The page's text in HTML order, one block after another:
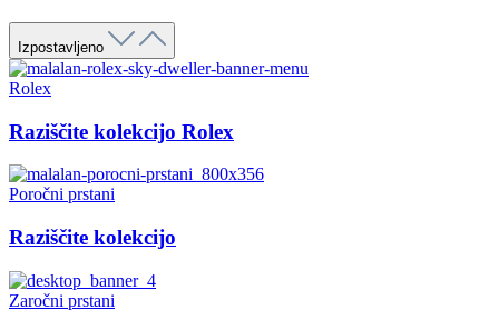
Izpostavljeno
Rolex
Raziščite kolekcijo Rolex
Poročni prstani
Raziščite kolekcijo
Zaročni prstani